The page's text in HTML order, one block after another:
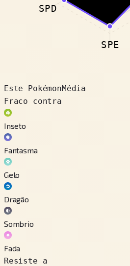
SPE
SPD
Este PokémonMédia
Fraco contra
Inseto
Fantasma
Gelo
Dragão
Sombrio
Fada
Resiste a